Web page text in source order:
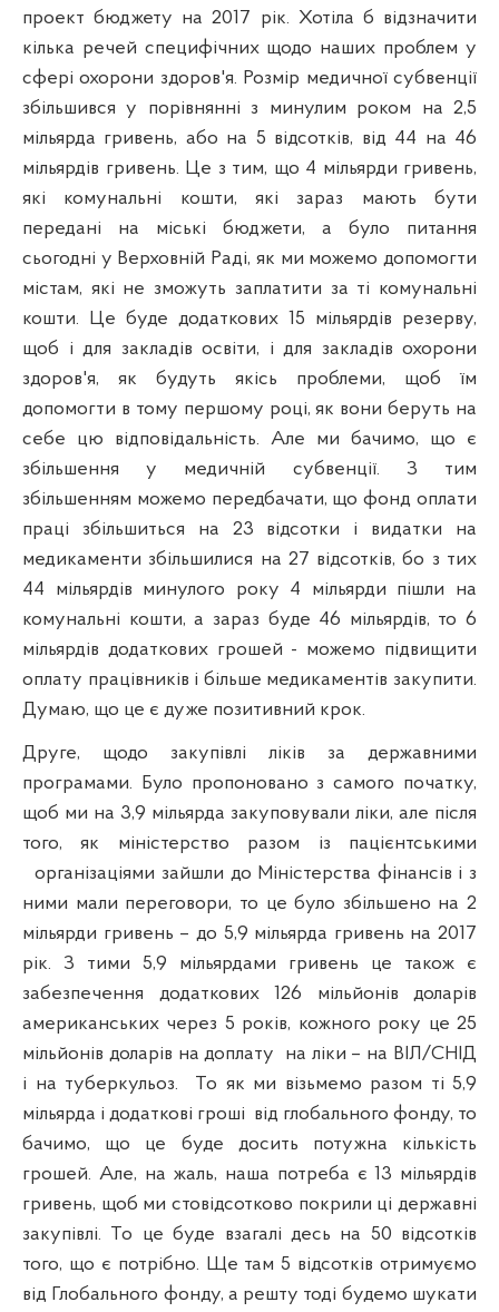
проект бюджету на 2017 рік. Хотіла б відзначити
кілька речей специфічних щодо наших проблем у
сфері охорони здоров'я. Розмір медичної субвенції
збільшився у порівнянні з минулим роком на 2,5
мільярда гривень, або на 5 відсотків, від 44 на 46
мільярдів гривень. Це з тим, що 4 мільярди гривень,
які комунальні кошти, які зараз мають бути
передані на міські бюджети, а було питання
сьогодні у Верховній Раді, як ми можемо допомогти
містам, які не зможуть заплатити за ті комунальні
кошти. Це буде додаткових 15 мільярдів резерву,
щоб і для закладів освіти, і для закладів охорони
здоров'я, як будуть якісь проблеми, щоб їм
допомогти в тому першому році, як вони беруть на
себе цю відповідальність. Але ми бачимо, що є
збільшення у медичній субвенції. З тим
збільшенням можемо передбачати, що фонд оплати
праці збільшиться на 23 відсотки і видатки на
медикаменти збільшилися на 27 відсотків, бо з тих
44 мільярдів минулого року 4 мільярди пішли на
комунальні кошти, а зараз буде 46 мільярдів, то 6
мільярдів додаткових грошей - можемо підвищити
оплату працівників і більше медикаментів закупити.
Думаю, що це є дуже позитивний крок.
Друге, щодо закупівлі ліків за державними
програмами. Було пропоновано з самого початку,
щоб ми на 3,9 мільярда закуповували ліки, але після
того, як міністерство разом із пацієнтськими
організаціями зайшли до Міністерства фінансів і з
ними мали переговори, то це було збільшено на 2
мільярди гривень – до 5,9 мільярда гривень на 2017
рік. З тими 5,9 мільярдами гривень це також є
забезпечення додаткових 126 мільйонів доларів
американських через 5 років, кожного року це 25
мільйонів доларів на доплату
на ліки – на ВІЛ/СНІД
і на туберкульоз.
То як ми візьмемо разом ті 5,9
мільярда і додаткові гроші від глобального фонду, то
бачимо, що це буде досить потужна кількість
грошей. Але, на жаль, наша потреба є 13 мільярдів
гривень, щоб ми стовідсотково покрили ці державні
закупівлі. То це буде взагалі десь на 50 відсотків
того, що є потрібно. Ще там 5 відсотків отримуємо
від Глобального фонду, а решту тоді будемо шукати